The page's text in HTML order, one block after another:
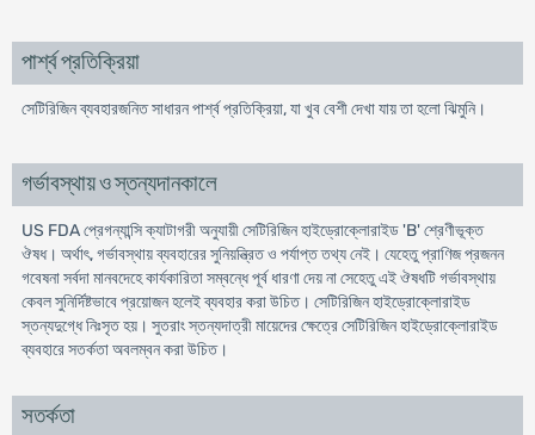
পার্শ্ব প্রতিক্রিয়া
সেটিরিজিন ব্যবহারজনিত সাধারন পার্শ্ব প্রতিক্রিয়া, যা খুব বেশী দেখা যায় তা হলো ঝিমুনি।
গর্ভাবস্থায় ও স্তন্যদানকালে
US FDA প্রেগন্যান্সি ক্যাটাগরী অনুযায়ী সেটিরিজিন হাইড্রোক্লোরাইড 'B' শ্রেণীভূক্ত
ঔষধ। অর্থাৎ, গর্ভাবস্থায় ব্যবহারের সুনিয়ন্ত্রিত ও পর্যাপ্ত তথ্য নেই। যেহেতু প্রাণিজ প্রজনন
গবেষনা সর্বদা মানবদেহে কার্যকারিতা সম্বন্ধে পূর্ব ধারণা দেয় না সেহেতু এই ঔষধটি গর্ভাবস্থায়
কেবল সুনির্দিষ্টভাবে প্রয়োজন হলেই ব্যবহার করা উচিত। সেটিরিজিন হাইড্রোক্লোরাইড
স্তন্যদুগ্ধে নিঃসৃত হয়। সুতরাং স্তন্যদাত্রী মায়েদের ক্ষেত্রে সেটিরিজিন হাইড্রোক্লোরাইড
ব্যবহারে সতর্কতা অবলম্বন করা উচিত।
সতর্কতা